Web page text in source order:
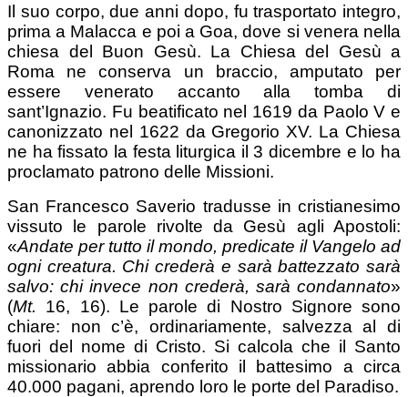
Il suo corpo, due anni dopo, fu trasportato integro,
prima a Malacca e poi a Goa, dove si venera nella
chiesa del Buon Gesù. La Chiesa del Gesù a
Roma ne conserva un braccio, amputato per
essere venerato accanto alla tomba di
sant’Ignazio. Fu beatificato nel 1619 da Paolo V e
canonizzato nel 1622 da Gregorio XV. La Chiesa
ne ha fissato la festa liturgica il 3 dicembre e lo ha
proclamato patrono delle Missioni.
San Francesco Saverio tradusse in cristianesimo
vissuto le parole rivolte da Gesù agli Apostoli:
«Andate per tutto il mondo, predicate il Vangelo ad
ogni creatura. Chi crederà e sarà battezzato sarà
salvo: chi invece non crederà, sarà condannato»
(Mt. 16, 16). Le parole di Nostro Signore sono
chiare: non c’è, ordinariamente, salvezza al di
fuori del nome di Cristo. Si calcola che il Santo
missionario abbia conferito il battesimo a circa
40.000 pagani, aprendo loro le porte del Paradiso.